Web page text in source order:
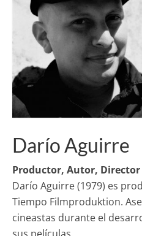
Darío Aguirre
Productor, Autor, Director
Darío Aguirre (1979) es
Tiempo Filmproduktion.
cineastas durante el